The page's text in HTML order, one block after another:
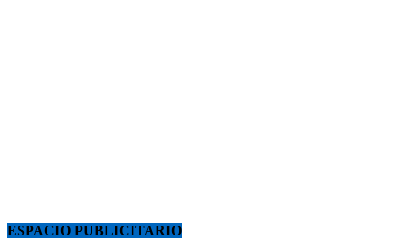
ESPACIO PUBLICITARIO